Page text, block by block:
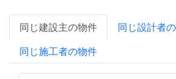
同じ建設主の物件
同じ設計者
同じ施工者の物件